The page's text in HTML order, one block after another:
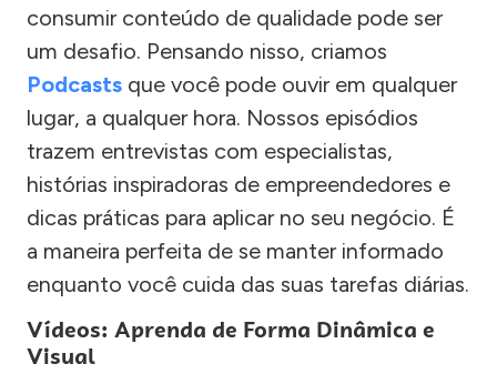
consumir conteúdo de qualidade pode ser
um desafio. Pensando nisso, criamos
Podcasts que você pode ouvir em qualquer
lugar, a qualquer hora. Nossos episódios
trazem entrevistas com especialistas,
histórias inspiradoras de empreendedores e
dicas práticas para aplicar no seu negócio. É
a maneira perfeita de se manter informado
enquanto você cuida das suas tarefas diárias.
Vídeos: Aprenda de Forma Dinâmica e
Visual